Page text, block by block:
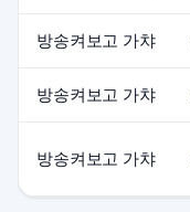
방송켜보고 가챠
방송켜보고 가챠
방송켜보고 가챠